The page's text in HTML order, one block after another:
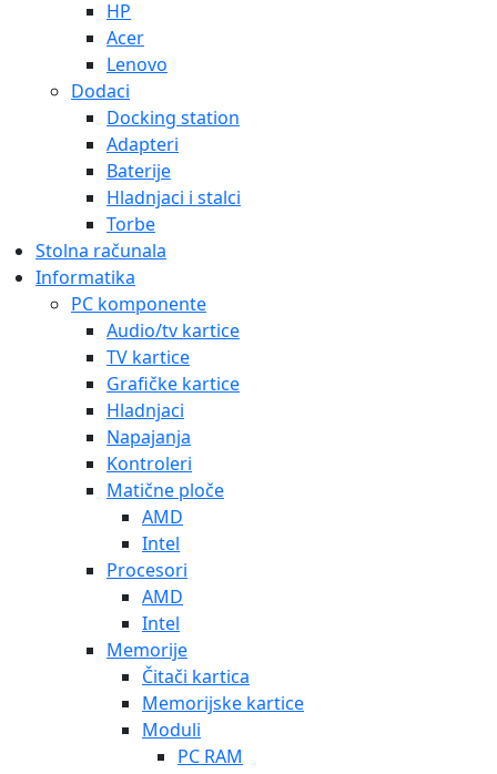
HP
Acer
Lenovo
Dodaci
Docking station
Adapteri
Baterije
Hladnjaci i stalci
Torbe
Stolna računala
Informatika
PC komponente
Audio/tv kartice
TV kartice
Grafičke kartice
Hladnjaci
Napajanja
Kontroleri
Matične ploče
AMD
Intel
Procesori
AMD
Intel
Memorije
Čitači kartica
Memorijske kartice
Moduli
PC RAM